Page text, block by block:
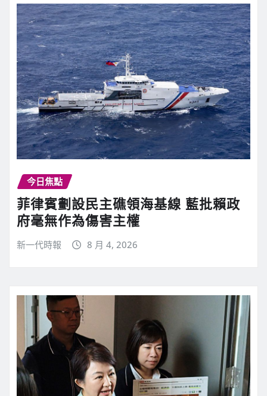
今日焦點
菲律賓劃設民主礁領海基線 藍批賴政
府毫無作為傷害主權
新一代時報 8 月 4, 2026